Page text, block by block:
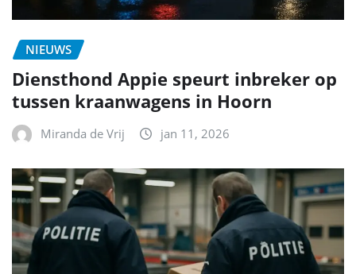
NIEUWS
Diensthond Appie speurt inbreker op
tussen kraanwagens in Hoorn
Miranda de Vrij jan 11, 2026